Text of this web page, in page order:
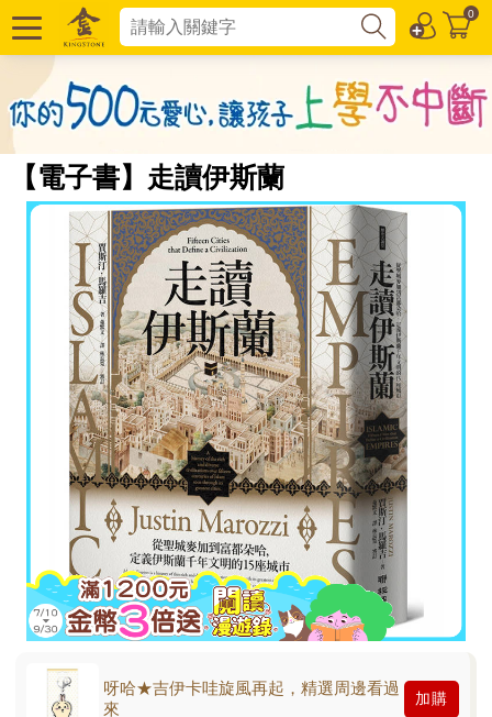
0
【電子書】走讀伊斯蘭
呀哈★吉伊卡哇旋風再起，精選周邊看過
來
加購